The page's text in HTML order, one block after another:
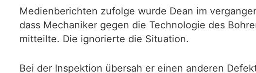
Medienberichten zufolge wurde Dean im
dass Mechaniker gegen die Technologie des
mitteilte. Die ignorierte die Situation.
Bei der Inspektion übersah er einen anderen